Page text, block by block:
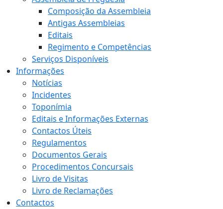
Composição da Assembleia
Antigas Assembleias
Editais
Regimento e Competências
Serviços Disponíveis
Informações
Notícias
Incidentes
Toponímia
Editais e Informações Externas
Contactos Úteis
Regulamentos
Documentos Gerais
Procedimentos Concursais
Livro de Visitas
Livro de Reclamações
Contactos